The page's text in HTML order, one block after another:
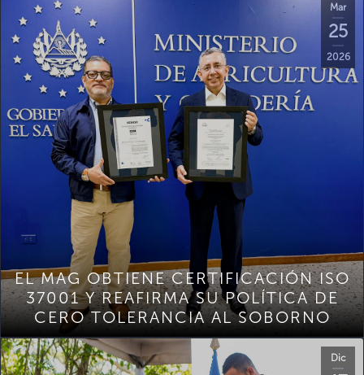
Mar
25
2026
EL MAG OBTIENE CERTIFICACIÓN ISO
37001 Y REAFIRMA SU POLÍTICA DE
CERO TOLERANCIA AL SOBORNO
Dic